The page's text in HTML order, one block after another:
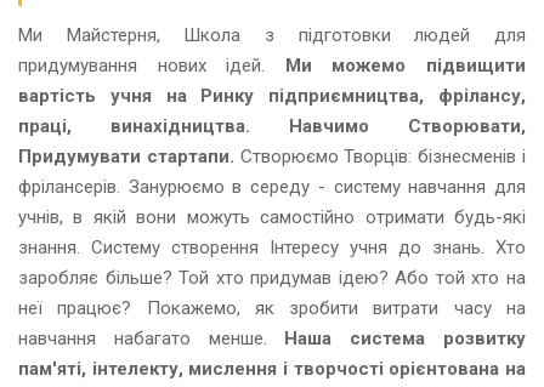
Ми Майстерня, Школа з підготовки людей для
придумування нових ідей. Ми можемо підвищити
вартість учня на Ринку підприємництва, фрілансу,
праці, винахідництва. Навчимо Створювати,
Придумувати стартапи. Створюємо Творців: бізнесменів і
фрілансерів. Занурюємо в середу - систему навчання для
учнів, в якій вони можуть самостійно отримати будь-які
знання. Систему створення Інтересу учня до знань. Хто
заробляє більше? Той хто придумав ідею? Або той хто на
неї працює? Покажемо, як зробити витрати часу на
навчання набагато менше. Наша система розвитку
пам'яті, інтелекту, мислення і творчості орієнтована на